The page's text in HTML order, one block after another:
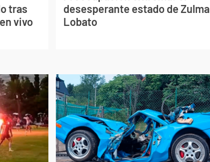
tras
vivo
desesperante estado de Zulma
Lobato